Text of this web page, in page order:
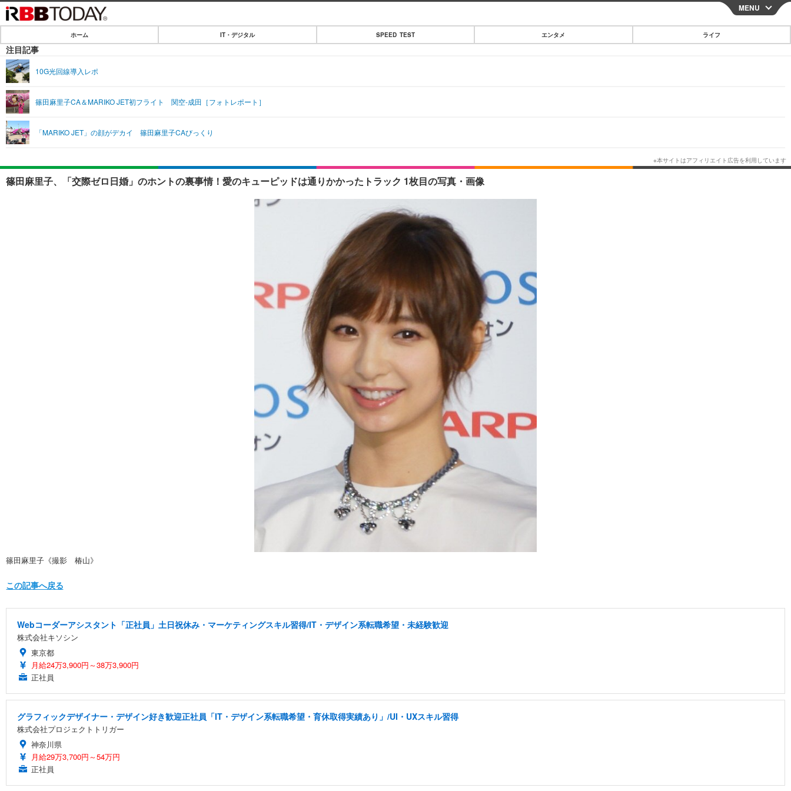
CLOSE
IT・デジタル
ショッピング
SPEED TEST
エンタメ
エンタメTOP
音楽
ライフ
ライフTOP グルメ
ペット
リリース一覧
MENU
ホーム IT・デジタル SPEED TEST エンタメ ライフ
注目記事
10G光回線導入レポ
篠田麻里子CA＆MARIKO JET初フライト 関空-成田［フォトレポート］
「MARIKO JET」の顔がデカイ 篠田麻里子CAびっくり
篠田麻里子、「交際ゼロ日婚」のホントの裏事情！愛のキューピッドは通りかかったトラック 1枚目の写真・画像
篠田麻里子《撮影 椿山》
この記事へ戻る
Webコーダーアシスタント「正社員」土日祝休み・マーケティングスキル習得/IT・デザイン系転職希望・未経験歓迎
株式会社キソシン
東京都
月給24万3,900円～38万3,900円
正社員
グラフィックデザイナー・デザイン好き歓迎正社員「IT・デザイン系転職希望・育休取得実績あり」/UI・UXスキル習得
株式会社プロジェクトトリガー
神奈川県
月給29万3,700円～54万円
正社員